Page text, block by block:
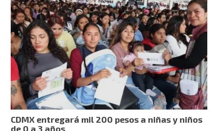
apoyo
en
CDMX?
Registro
de
cuatro
programas
Bienestar
será
con
visitas
a
domicilio
CDMX entregará mil 200 pesos a niñas y niños
de 0 a 3 años